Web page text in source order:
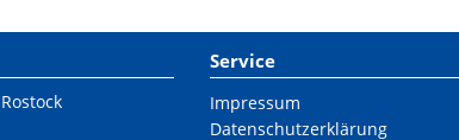
Service
Impressum
Datenschutzerklärung